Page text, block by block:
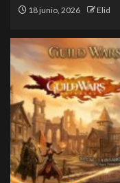
18 junio, 2026 Elid